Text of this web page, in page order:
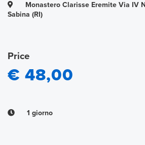
Monastero Clarisse Eremite Via IV
Sabina (RI)
Price
€ 48,00
1 giorno